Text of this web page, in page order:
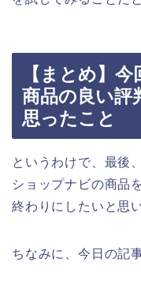
【まとめ】
商品の良い評
思ったこと
というわけで、最後
ショップナビの商品
終わりにしたいと思
ちなみに、今日の記